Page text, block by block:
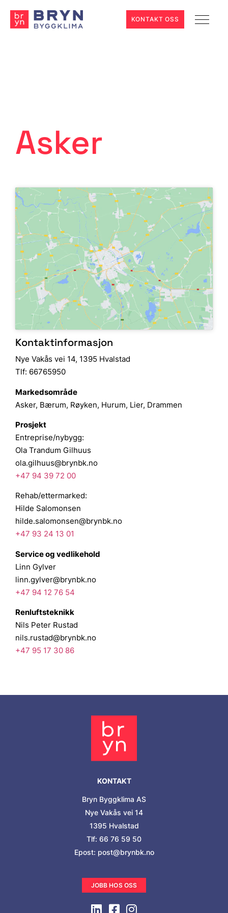
KONTAKT OSS
Asker
Kontaktinformasjon
Nye Vakås vei 14, 1395 Hvalstad
Tlf: 66765950
Markedsområde
Asker, Bærum, Røyken, Hurum, Lier, Drammen
Prosjekt
Entreprise/nybygg:
Ola Trandum Gilhuus
ola.gilhuus@brynbk.no
+47 94 39 72 00
Rehab/ettermarked:
Hilde Salomonsen
hilde.salomonsen@brynbk.no
+47 93 24 13 01
Service og vedlikehold
Linn Gylver
linn.gylver@brynbk.no
+47 94 12 76 54
Renluftsteknikk
Nils Peter Rustad
nils.rustad@brynbk.no
+47 95 17 30 86
KONTAKT
Bryn Byggklima AS
Nye Vakås vei 14
1395 Hvalstad
Tlf: 66 76 59 50
Epost: post@brynbk.no
JOBB HOS OSS